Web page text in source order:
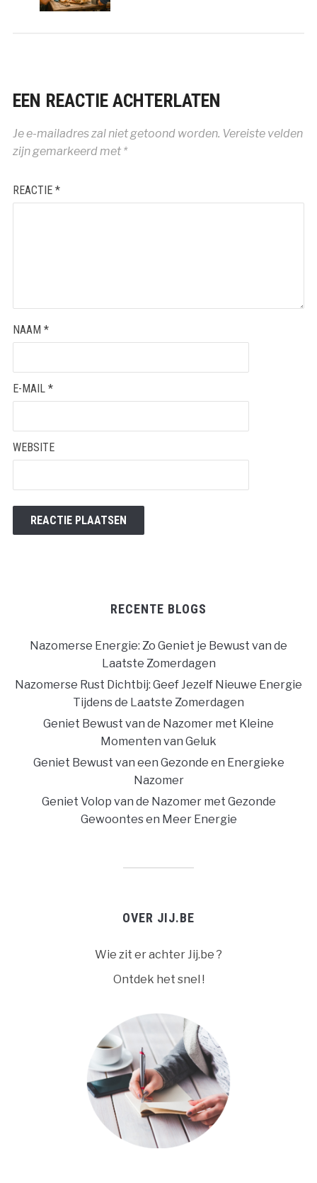
EEN REACTIE ACHTERLATEN
Je e-mailadres zal niet getoond worden. Vereiste velden
zijn gemarkeerd met *
REACTIE *
NAAM *
E-MAIL *
WEBSITE
RECENTE BLOGS
Nazomerse Energie: Zo Geniet je Bewust van de
Laatste Zomerdagen
Nazomerse Rust Dichtbij: Geef Jezelf Nieuwe Energie
Tijdens de Laatste Zomerdagen
Geniet Bewust van de Nazomer met Kleine
Momenten van Geluk
Geniet Bewust van een Gezonde en Energieke
Nazomer
Geniet Volop van de Nazomer met Gezonde
Gewoontes en Meer Energie
OVER JIJ.BE
Wie zit er achter Jij.be ?
Ontdek het snel !